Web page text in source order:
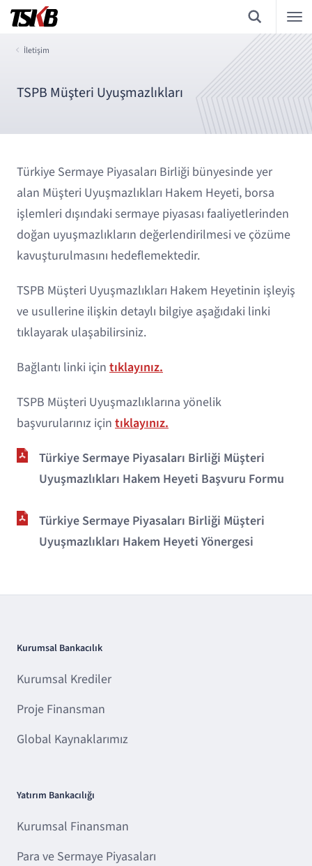
İletişim
TSPB Müşteri Uyuşmazlıkları
Türkiye Sermaye Piyasaları Birliği bünyesinde yer
alan Müşteri Uyuşmazlıkları Hakem Heyeti, borsa
işlemleri dışındaki sermaye piyasası faaliyetlerinden
doğan uyuşmazlıkların değerlendirilmesi ve çözüme
kavuşturulmasını hedeflemektedir.
TSPB Müşteri Uyuşmazlıkları Hakem Heyetinin işleyiş
ve usullerine ilişkin detaylı bilgiye aşağıdaki linki
tıklayarak ulaşabilirsiniz.
Bağlantı linki için tıklayınız.
TSPB Müşteri Uyuşmazlıklarına yönelik
başvurularınız için tıklayınız.
Türkiye Sermaye Piyasaları Birliği Müşteri
Uyuşmazlıkları Hakem Heyeti Başvuru Formu
Türkiye Sermaye Piyasaları Birliği Müşteri
Uyuşmazlıkları Hakem Heyeti Yönergesi
Kurumsal Bankacılık
Kurumsal Krediler
Proje Finansman
Global Kaynaklarımız
Yatırım Bankacılığı
Kurumsal Finansman
Para ve Sermaye Piyasaları